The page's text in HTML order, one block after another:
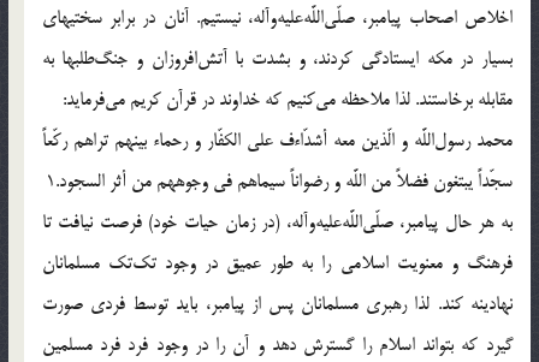
اخلاص اصحاب پيامبر، صلّى‌اللَّه‌عليه‌وآله، نيستيم. آنان در برابر سختيهاى
بسيار در مكه ايستادگى كردند، و بشدت با آتش‌افروزان و جنگ‌طلبها به
مقابله برخاستند. لذا ملاحظه مى‌كنيم كه خداوند در قرآن كريم مى‌فرمايد:
محمد رسول‌اللَّه و الّذين معه أشدّاءف على الكفّار و رحماء بينهم تراهم ركّعاً
سجّداً يبتغون فضلاً من اللَّه و رضواناً سيماهم فى وجوههم من أثر السجود.1
به هر حال پيامبر، صلّى‌اللَّه‌عليه‌وآله، (در زمان حيات خود) فرصت نيافت تا
فرهنگ و معنويت اسلامى را به طور عميق در وجود تك‌تك مسلمانان
نهادينه كند. لذا رهبرى مسلمانان پس از پيامبر، بايد توسط فردى صورت
گيرد كه بتواند اسلام را گسترش دهد و آن را در وجود فرد فرد مسلمين